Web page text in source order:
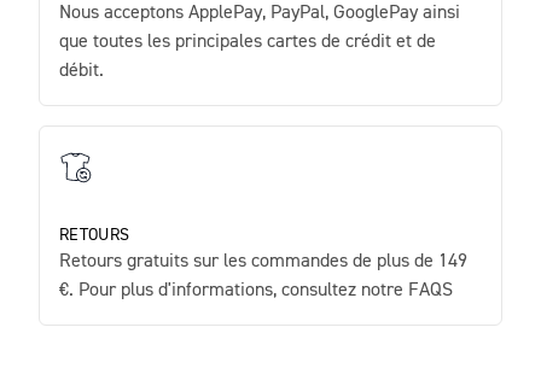
Nous acceptons ApplePay, PayPal, GooglePay ainsi
que toutes les principales cartes de crédit et de
débit.
RETOURS
Retours gratuits sur les commandes de plus de 149
€. Pour plus d'informations, consultez notre FAQS